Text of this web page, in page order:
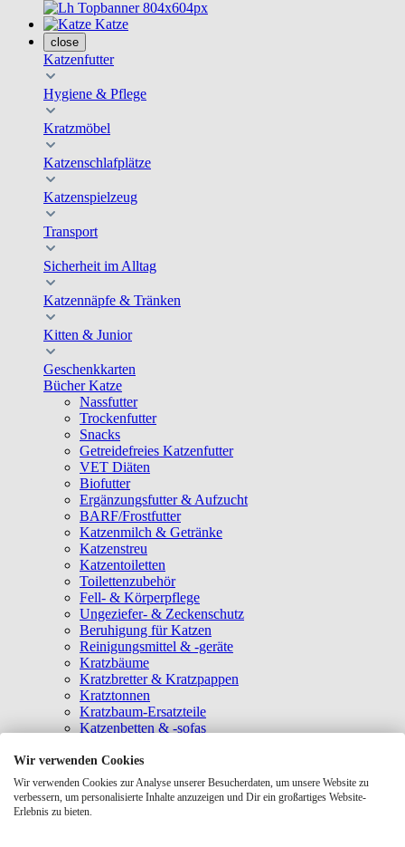
Katze
close
Katzenfutter
Hygiene & Pflege
Kratzmöbel
Katzenschlafplätze
Katzenspielzeug
Transport
Sicherheit im Alltag
Katzennäpfe & Tränken
Kitten & Junior
Geschenkkarten
Bücher Katze
Nassfutter
Trockenfutter
Snacks
Getreidefreies Katzenfutter
VET Diäten
Biofutter
Ergänzungsfutter & Aufzucht
BARF/Frostfutter
Katzenmilch & Getränke
Katzenstreu
Katzentoiletten
Toilettenzubehör
Fell- & Körperpflege
Ungeziefer- & Zeckenschutz
Beruhigung für Katzen
Reinigungsmittel & -geräte
Kratzbäume
Kratzbretter & Kratzpappen
Kratztonnen
Kratzbaum-Ersatzteile
Katzenbetten & -sofas
Katzenhäuser
Hängematten & Fensterliegeplätze
Katzendecken & -matten
Baldrian- & Catnipspielzeug
Wir verwenden Cookies
Wir verwenden Cookies zur Analyse unserer Besucherdaten, um unsere Website zu
verbessern, um personalisierte Inhalte anzuzeigen und Dir ein großartiges Website-
Erlebnis zu bieten.